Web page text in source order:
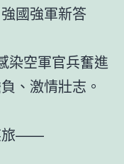
國強軍新答
染空軍官兵奮進
、激情壯志。
旅——